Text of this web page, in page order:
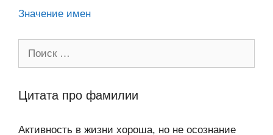
Значение имен
Цитата про фамилии
Активность в жизни хороша, но не осознание